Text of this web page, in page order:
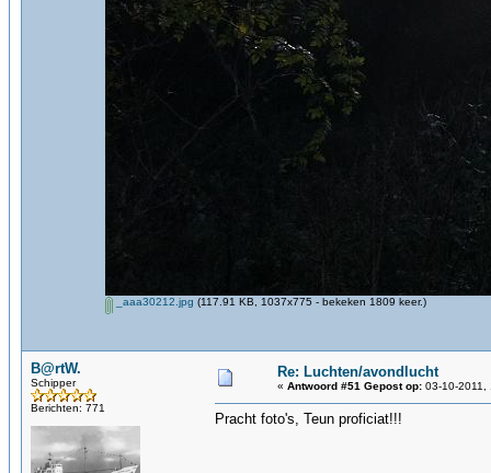
_aaa30212.jpg (117.91 KB, 1037x775 - bekeken 1809 keer.)
B@rtW.
Schipper
Berichten: 771
Re: Luchten/avondlucht
« Antwoord #51 Gepost op: 03-10-2011,
Pracht foto's, Teun proficiat!!!